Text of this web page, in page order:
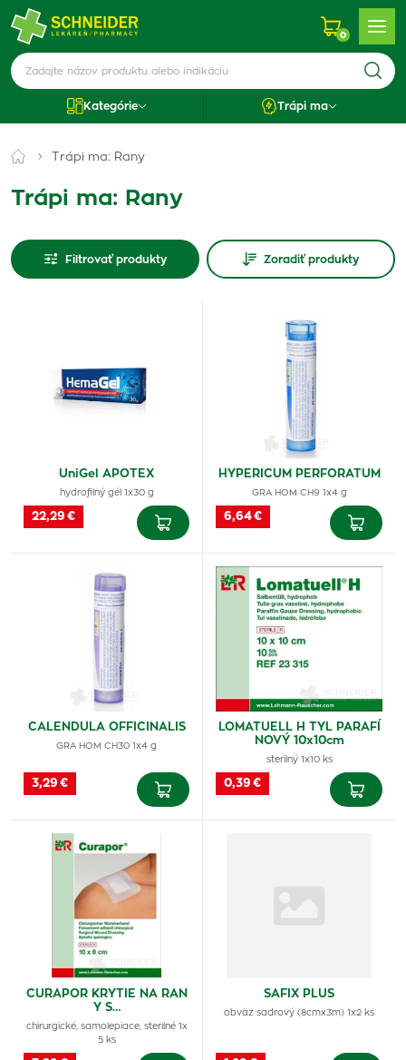
0
Kategórie Trápi ma
Trápi ma: Rany
Trápi ma: Rany
Filtrovať produkty Zoradiť produkty
UniGel APOTEX
hydrofilný gél 1x30 g
22,29 €
HYPERICUM PERFORATUM
GRA HOM CH9 1x4 g
6,64 €
CALENDULA OFFICINALIS
GRA HOM CH30 1x4 g
3,29 €
LOMATUELL H TYL PARAFÍ
NOVÝ 10x10cm
sterilný 1x10 ks
0,39 €
CURAPOR KRYTIE NA RAN
Y S…
chirurgické, samolepiace, sterilné 1x
5 ks
SAFIX PLUS
obväz sadrový (8cmx3m) 1x2 ks